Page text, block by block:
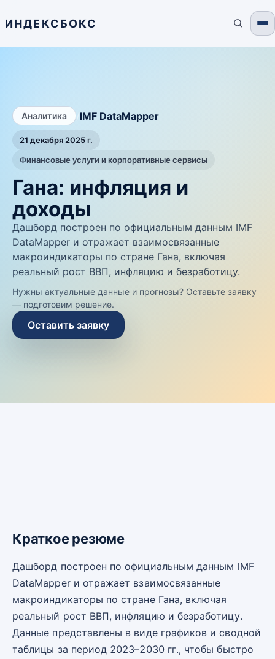
ИНДЕКСБОКС
Аналитика IMF DataMapper
21 декабря 2025 г.
Финансовые услуги и корпоративные сервисы
Гана: инфляция и
доходы
Дашборд построен по официальным данным IMF
DataMapper и отражает взаимосвязанные
макроиндикаторы по стране Гана, включая
реальный рост ВВП, инфляцию и безработицу.
Нужны актуальные данные и прогнозы? Оставьте заявку
— подготовим решение.
Оставить заявку
Краткое резюме
Дашборд построен по официальным данным IMF
DataMapper и отражает взаимосвязанные
макроиндикаторы по стране Гана, включая
реальный рост ВВП, инфляцию и безработицу.
Данные представлены в виде графиков и сводной
таблицы за период 2023–2030 гг., чтобы быстро